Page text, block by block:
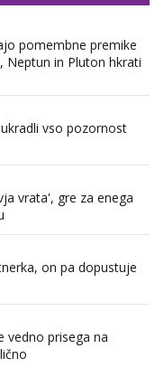
pomembne premike
Neptun in Pluton hkrati
vso pozornost
vrata', gre za enega
on pa dopustuje
vedno prisega na